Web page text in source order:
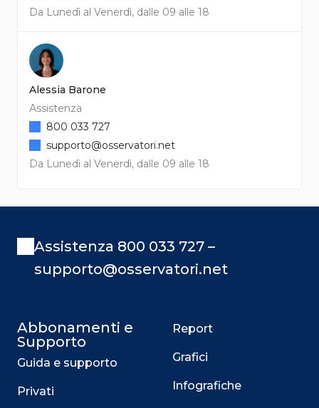
Da Lunedì al Venerdì, dalle 09 alle 18
Alessia Barone
Assistenza
Da Lunedì al Venerdì, dalle 09 alle 18
800 033 727
supporto@osservatori.net
Assistenza 800 033 727 –
supporto@osservatori.net
Abbonamenti e
Supporto
Guida e supporto
Privati
Report
Grafici
Infografiche